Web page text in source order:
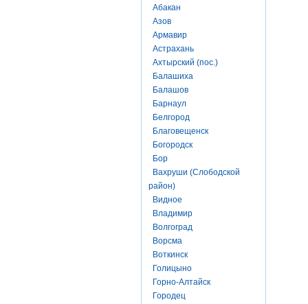
Абакан
Азов
Армавир
Астрахань
Ахтырский (пос.)
Балашиха
Балашов
Барнаул
Белгород
Благовещенск
Богородск
Бор
Вахруши (Слободской
район)
Видное
Владимир
Волгоград
Ворсма
Воткинск
Голицыно
Горно-Алтайск
Городец